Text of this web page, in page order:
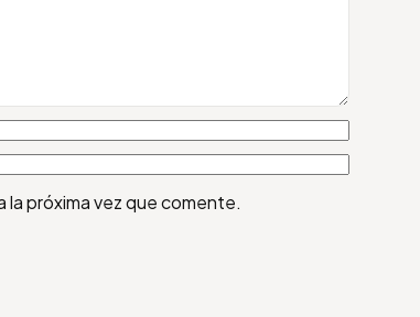
próxima vez que comente.